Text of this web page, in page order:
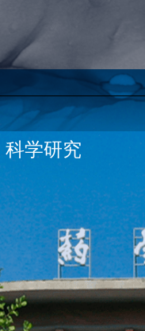
科学研究